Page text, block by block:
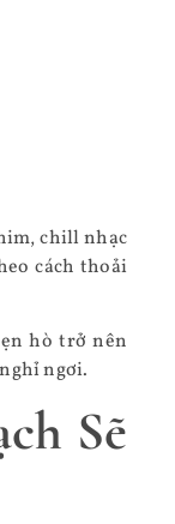
chill nhạc
cách thoải
hò trở nên
ngơi.
Sẽ